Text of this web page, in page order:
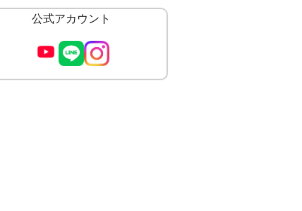
公式アカウント